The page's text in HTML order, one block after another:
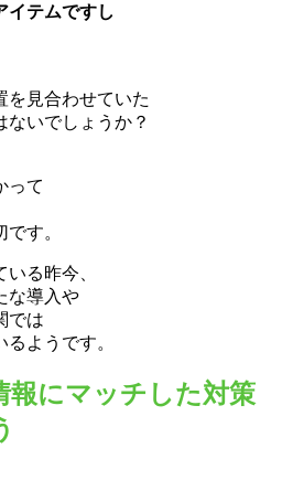
イテムですし
を見合わせていた
ないでしょうか？
って
す。
る昨今、
な導入や
では
ようです。
報にマッチした対策